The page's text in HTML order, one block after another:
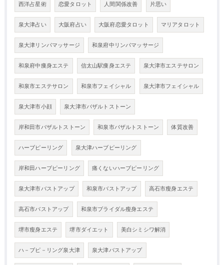
西洋占星術 恋愛タロット 人間関係改善 片思い
泉大津占い 大阪府占い 大阪府恋愛タロット マリアタロット
泉大津リンパマッサージ 和泉府中リンパマッサージ
和泉府中痩身エステ 信太山駅痩身エステ 泉大津市エステサロン
和泉市エステサロン 和泉市フェイシャル 泉大津市フェイシャル
泉大津市小顔 泉大津市バザルトストーン
岸和田市バザルトストーン 和泉市バザルトストーン 体質改善
ハーブピーリング 泉大津ハーブピーリング
岸和田ハーブピーリング 痛くないハーブピーリング
泉大津市バストアップ 和泉市バストアップ 高石市瘦身エステ
高石市バストアップ 和泉市ブライダル瘦身エステ
堺市瘦身エステ 堺市ダイエット 美白シミシワ解消
ハ－ブピ－リング泉大津 泉大津バストアップ